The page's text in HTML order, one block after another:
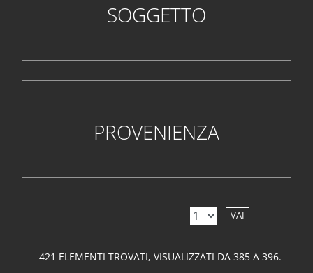
SOGGETTO
PROVENIENZA
VAI
421 ELEMENTI TROVATI, VISUALIZZATI DA 385 A 396.